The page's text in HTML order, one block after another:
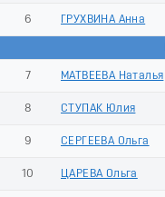
6 ГРУХВИНА Анна
7 МАТВЕЕВА Наталья
8 СТУПАК Юлия
9 СЕРГЕЕВА Ольга
10 ЦАРЕВА Ольга